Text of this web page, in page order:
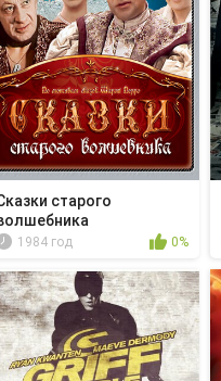
старого
1984 год 0%